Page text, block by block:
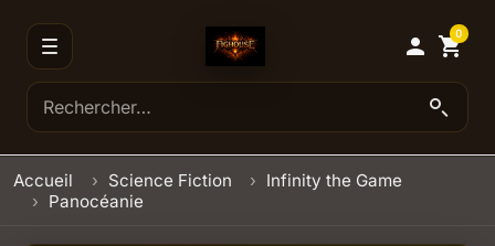
 shopping_cart
0
Accueil Science Fiction
Infinity the Game
Panocéanie